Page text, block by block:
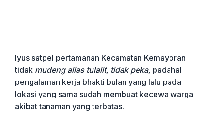
Iyus satpel pertamanan Kecamatan Kemayoran
tidak mudeng alias tulalit, tidak peka, padahal
pengalaman kerja bhakti bulan yang lalu pada
lokasi yang sama sudah membuat kecewa warga
akibat tanaman yang terbatas.